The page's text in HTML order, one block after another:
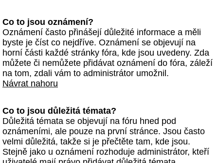
Co to jsou oznámení?
Oznámení často přinášejí důležité informace a měli
byste je číst co nejdříve. Oznámení se objevují na
horní části každé stránky fóra, kde jsou uvedeny. Zda
můžete či nemůžete přidávat oznámení do fóra, záleží
na tom, zdali vám to administrátor umožnil.
Návrat nahoru
Co to jsou důležitá témata?
Důležitá témata se objevují na fóru hned pod
oznámeními, ale pouze na první stránce. Jsou často
velmi důležitá, takže si je přečtěte tam, kde jsou.
Stejně jako u oznámení rozhoduje administrátor, kteří